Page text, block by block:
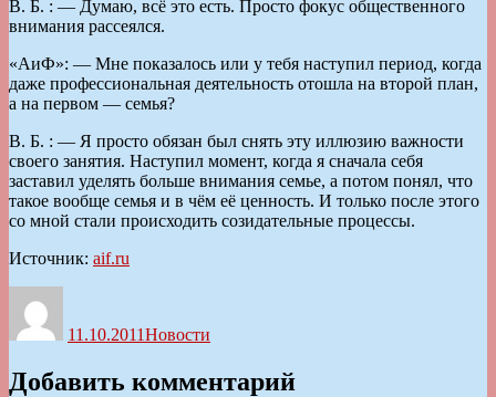
В. Б. : — Думаю, всё это есть. Просто фокус общественного
внимания рассеялся.
«АиФ»: — Мне показалось или у тебя наступил период, когда
даже профессиональная деятельность отошла на второй план,
а на первом — семья?
В. Б. : — Я просто обязан был снять эту иллюзию важности
своего занятия. Наступил момент, когда я сначала себя
заставил уделять больше внимания семье, а потом понял, что
такое вообще семья и в чём её ценность. И только после этого
со мной стали происходить созидательные процессы.
Источник: aif.ru
11.10.2011Новости
Добавить комментарий